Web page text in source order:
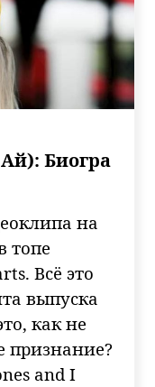
Биогра
на
топе
Всё это
выпуска
как не
признание?
and I